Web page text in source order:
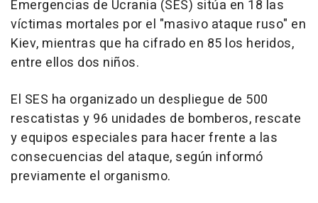
Emergencias de Ucrania (SES) sitúa en 18 las
víctimas mortales por el "masivo ataque ruso" en
Kiev, mientras que ha cifrado en 85 los heridos,
entre ellos dos niños.
El SES ha organizado un despliegue de 500
rescatistas y 96 unidades de bomberos, rescate
y equipos especiales para hacer frente a las
consecuencias del ataque, según informó
previamente el organismo.